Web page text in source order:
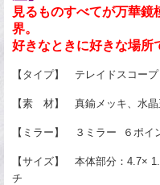
見るものすべてが万華
界。
好きなときに好きな場所
【タイプ】 テレイドスコープ
【素 材】 真鍮メッキ、水晶
【ミラー】 ３ミラー ６
【サイズ】 本体部分：4.7×
チ